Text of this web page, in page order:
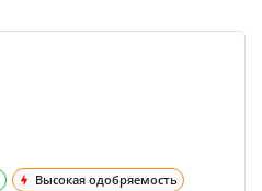
Высокая одобряемость